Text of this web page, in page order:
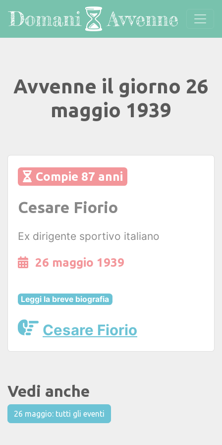
Avvenne il giorno 26
maggio 1939
Compie 87 anni
Cesare Fiorio
Ex dirigente sportivo italiano
26 maggio 1939
Leggi la breve biografia
Cesare Fiorio
Vedi anche
26 maggio: tutti gli eventi